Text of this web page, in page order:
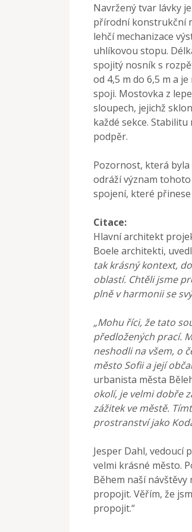
Navržený tvar lávky
přírodní konstrukční
lehčí mechanizace
uhlíkovou stopu.
spojitý nosník s
od 4,5 m do 6,5 m a
spoji. Mostovka z
sloupech, jejichž
každé sekce.
podpěr.
Pozornost, která byla
odráží význam
spojení, které
Citace:
Hlavní architekt
Boele architekti,
tak krásný kontext,
oblastí. Chtěli jsme
plně v harmonii se
„Mohu říci, že tato
předložených prací.
neshodli na všem, o
město Sofii a její
urbanista města
okolí, je velmi dobře
zážitek ve městě.
prostranství jako
Jesper Dahl, vedoucí
velmi krásné město.
Během naší
propojit. Věřím, že
propojit.“